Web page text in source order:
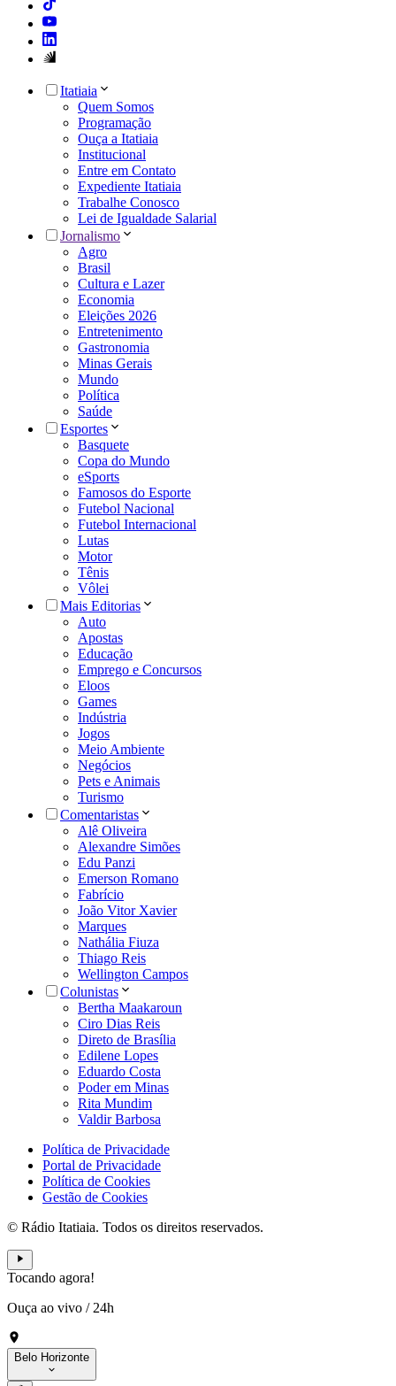
Itatiaia
Quem Somos
Programação
Ouça a Itatiaia
Institucional
Entre em Contato
Expediente Itatiaia
Trabalhe Conosco
Lei de Igualdade Salarial
Jornalismo
Agro
Brasil
Cultura e Lazer
Economia
Eleições 2026
Entretenimento
Gastronomia
Minas Gerais
Mundo
Política
Saúde
Esportes
Basquete
Copa do Mundo
eSports
Famosos do Esporte
Futebol Nacional
Futebol Internacional
Lutas
Motor
Tênis
Vôlei
Mais Editorias
Auto
Apostas
Educação
Emprego e Concursos
Eloos
Games
Indústria
Jogos
Meio Ambiente
Negócios
Pets e Animais
Turismo
Comentaristas
Alê Oliveira
Alexandre Simões
Edu Panzi
Emerson Romano
Fabrício
João Vitor Xavier
Marques
Nathália Fiuza
Thiago Reis
Wellington Campos
Colunistas
Bertha Maakaroun
Ciro Dias Reis
Direto de Brasília
Edilene Lopes
Eduardo Costa
Poder em Minas
Rita Mundim
Valdir Barbosa
Política de Privacidade
Portal de Privacidade
Política de Cookies
Gestão de Cookies
© Rádio Itatiaia. Todos os direitos reservados.
Tocando agora!
Ouça ao vivo / 24h
Belo Horizonte